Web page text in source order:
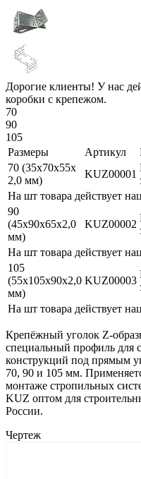
Дорогие клиенты! У нас
коробки с крепежом.
70
90
105
Размеры
Артикул
70 (35х70х55х
2,0 мм)
KUZ00001
На шт товара действует
90
(45х90х65х2,0
мм)
KUZ00002
На шт товара действует
105
(55х105х90х2,0
мм)
KUZ00003
На шт товара действует
Крепёжный уголок Z-
специальный профиль для
конструкций под прямым
70, 90 и 105 мм.
монтаже стропильных
KUZ оптом для
России.
Чертеж